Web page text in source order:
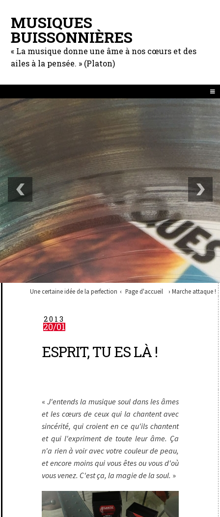
MUSIQUES
BUISSONNIÈRES
« La musique donne une âme à nos cœurs et des
ailes à la pensée. » (Platon)
Une certaine idée de la perfection Page d'accueil Marche attaque !
2013
20/01
ESPRIT, TU ES LÀ !
«J'entends la musique soul dans les âmes
et les cœurs de ceux qui la chantent avec
sincérité, qui croient en ce qu'ils chantent
et qui l'expriment de toute leur âme. Ça
n'a rien à voir avec votre couleur de peau,
et encore moins qui vous êtes ou vous d'où
vous venez. C'est ça, la magie de la soul. »